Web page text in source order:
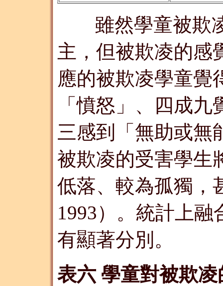
雖然學童被欺
主，但被欺凌的感
應的被欺凌學童覺
「憤怒」、四成
三感到「無助或無
被欺凌的受害學生
低落、較為孤獨，
1993）。統計上
有顯著分別。
表六 學童對被欺